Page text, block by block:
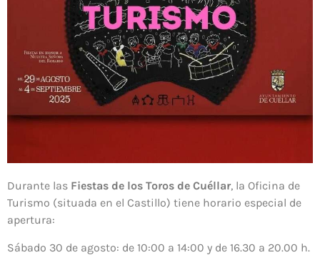
Durante las Fiestas de los Toros de Cuéllar, la Oficina de
Turismo (situada en el Castillo) tiene horario especial de
apertura:
Sábado 30 de agosto: de 10:00 a 14:00 y de 16.30 a 20.00 h.